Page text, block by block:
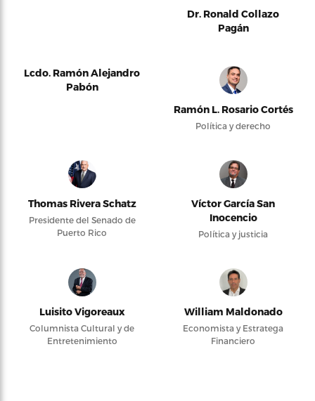
Dr. Ronald Collazo
Pagán
Lcdo. Ramón Alejandro
Pabón
Ramón L. Rosario Cortés
Política y derecho
Thomas Rivera Schatz
Presidente del Senado de
Puerto Rico
Víctor García San
Inocencio
Política y justicia
Luisito Vigoreaux
Columnista Cultural y de
Entretenimiento
William Maldonado
Economista y Estratega
Financiero